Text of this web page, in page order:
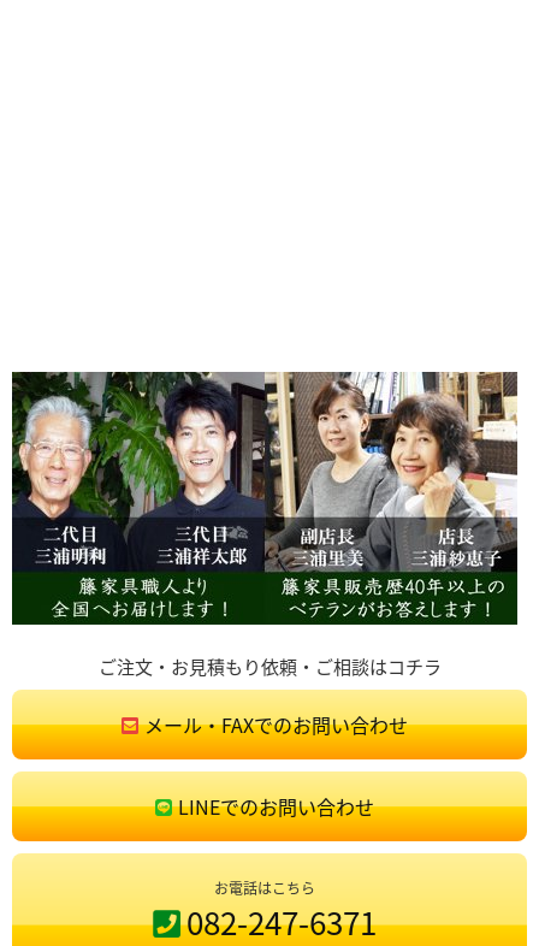
ご注文・お見積もり依頼・ご相談はコチラ
メール・FAXでのお問い合わせ
LINEでのお問い合わせ
お電話はこちら
082-247-6371